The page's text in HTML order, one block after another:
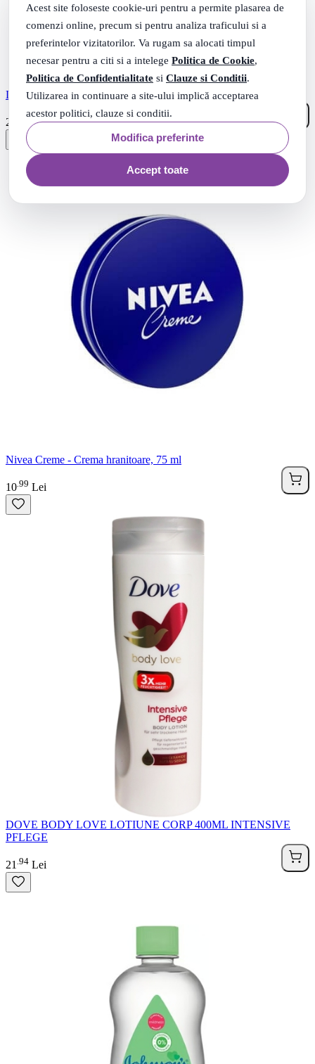
Acest site foloseste cookie-uri pentru a permite plasarea de
comenzi online, precum si pentru analiza traficului si a
preferintelor vizitatorilor. Va rugam sa alocati timpul
necesar pentru a citi si a intelege Politica de Cookie,
Politica de Confidentialitate si Clauze si Conditii.
Utilizarea in continuare a site-ului implică acceptarea
acestor politici, clauze si conditii.
Modifica preferinte
Accept toate
DOVE CREMA DE CORP 250ML NOURISHING
20 41 Lei
Nivea Creme - Crema hranitoare, 75 ml
10 99 Lei
DOVE BODY LOVE LOTIUNE CORP 400ML INTENSIVE
PFLEGE
21 94 Lei